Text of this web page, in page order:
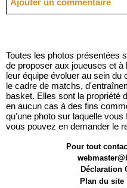
Ajouter un commentaire
Toutes les photos présentées
de proposer aux joueuses et
leur équipe évoluer au sein
le cadre de matchs,
basket. Elles sont la propriété
en aucun cas à des fins
qu'une photo sur laquelle
vous pouvez en demander le
Pour tout
Déclaration
Plan du site